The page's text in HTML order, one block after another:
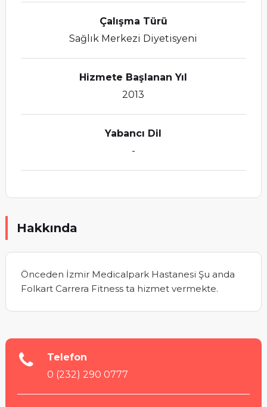
Çalışma Türü
Sağlık Merkezi Diyetisyeni
Hizmete Başlanan Yıl
2013
Yabancı Dil
-
Hakkında
Önceden İzmir Medicalpark Hastanesi Şu anda
Folkart Carrera Fitness ta hizmet vermekte.
Telefon
0 (232) 290 0777